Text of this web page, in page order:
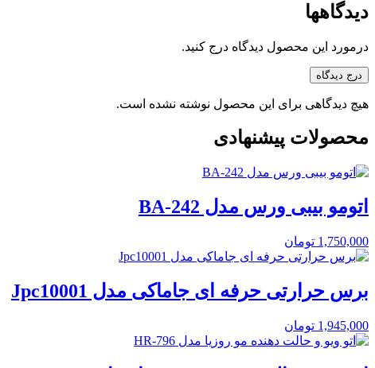
دیدگاهها
درمورد این محصول دیدگاه درج کنید.
درج دیدگاه
هیچ دیدگاهی برای این محصول نوشته نشده است.
محصولات پیشنهادی
اتومو بیبی ورس مدل BA-242
1,750,000 تومان
برس حرارتی حرفه ای جاماکی مدل Jpc10001
1,945,000 تومان